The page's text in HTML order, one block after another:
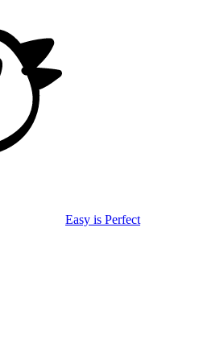
Easy is Perfect